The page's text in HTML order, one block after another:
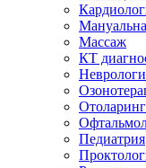
Массаж
КТ
Педиатрия